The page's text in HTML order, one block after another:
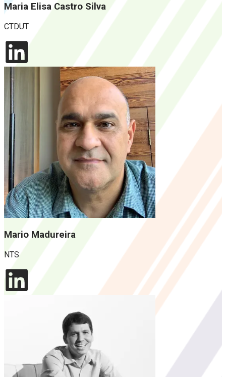
Maria Elisa Castro Silva
CTDUT
Mario Madureira
NTS